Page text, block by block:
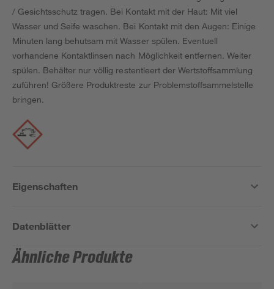
/ Gesichtsschutz tragen. Bei Kontakt mit der Haut: Mit viel
Wasser und Seife waschen. Bei Kontakt mit den Augen: Einige
Minuten lang behutsam mit Wasser spülen. Eventuell
vorhandene Kontaktlinsen nach Möglichkeit entfernen. Weiter
spülen. Behälter nur völlig restentleert der Wertstoffsammlung
zuführen! Größere Produktreste zur Problemstoffsammelstelle
bringen.
Eigenschaften
Datenblätter
Ähnliche Produkte